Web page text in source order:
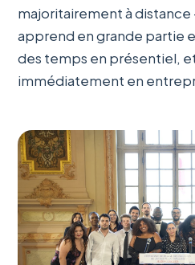
majoritairement à
apprend en grande partie
des temps en présentiel,
immédiatement en